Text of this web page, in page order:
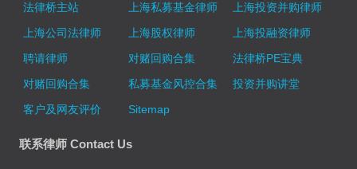
法律桥主站
上海私募基金律师
上海投资并购律师
上海公司法律师
上海股权律师
上海投融资律师
聘请律师
对赌回购合集
法律桥PE宝典
对赌回购合集
私募基金风控合集
投资并购讲堂
客户及网友评价
Sitemap
联系律师 Contact Us